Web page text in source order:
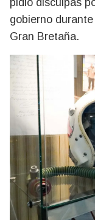
pidió disculpas
gobierno
Gran Bretaña.